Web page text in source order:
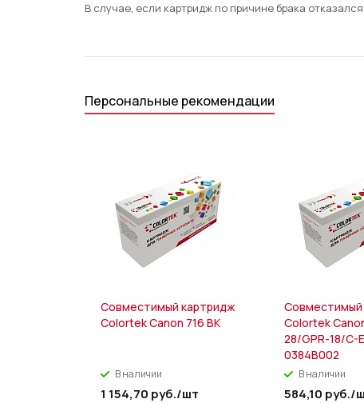
В случае, если картридж по причине брака
Персональные рекомендации
Совместимый картридж
Colortek Canon 716 BK
В наличии
1 154,70 руб./шт
Совместимый
Colortek
28/GPR-18/C-
0384B002
В наличии
584,10 руб./